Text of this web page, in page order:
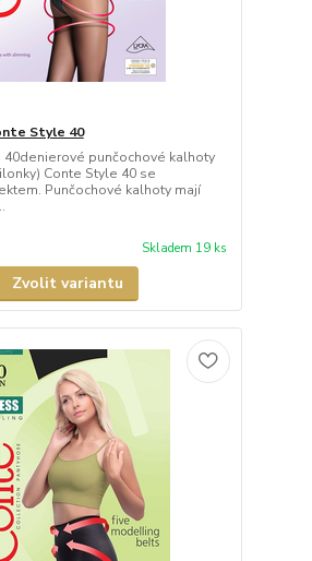
Style 40
punčochové kalhoty
Conte Style 40 se
Punčochové kalhoty mají
Skladem 19 ks
Zvolit variantu